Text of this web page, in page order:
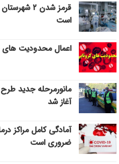
قرمز شدن ۲
است
اعمال محدودیت های
مانورمرحله جدید
آغاز شد
آمادگی کامل مراکز
ضروری است